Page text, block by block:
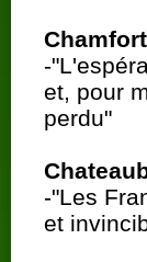
Chamfort
-
et, pour
perdu"
-"Les
et